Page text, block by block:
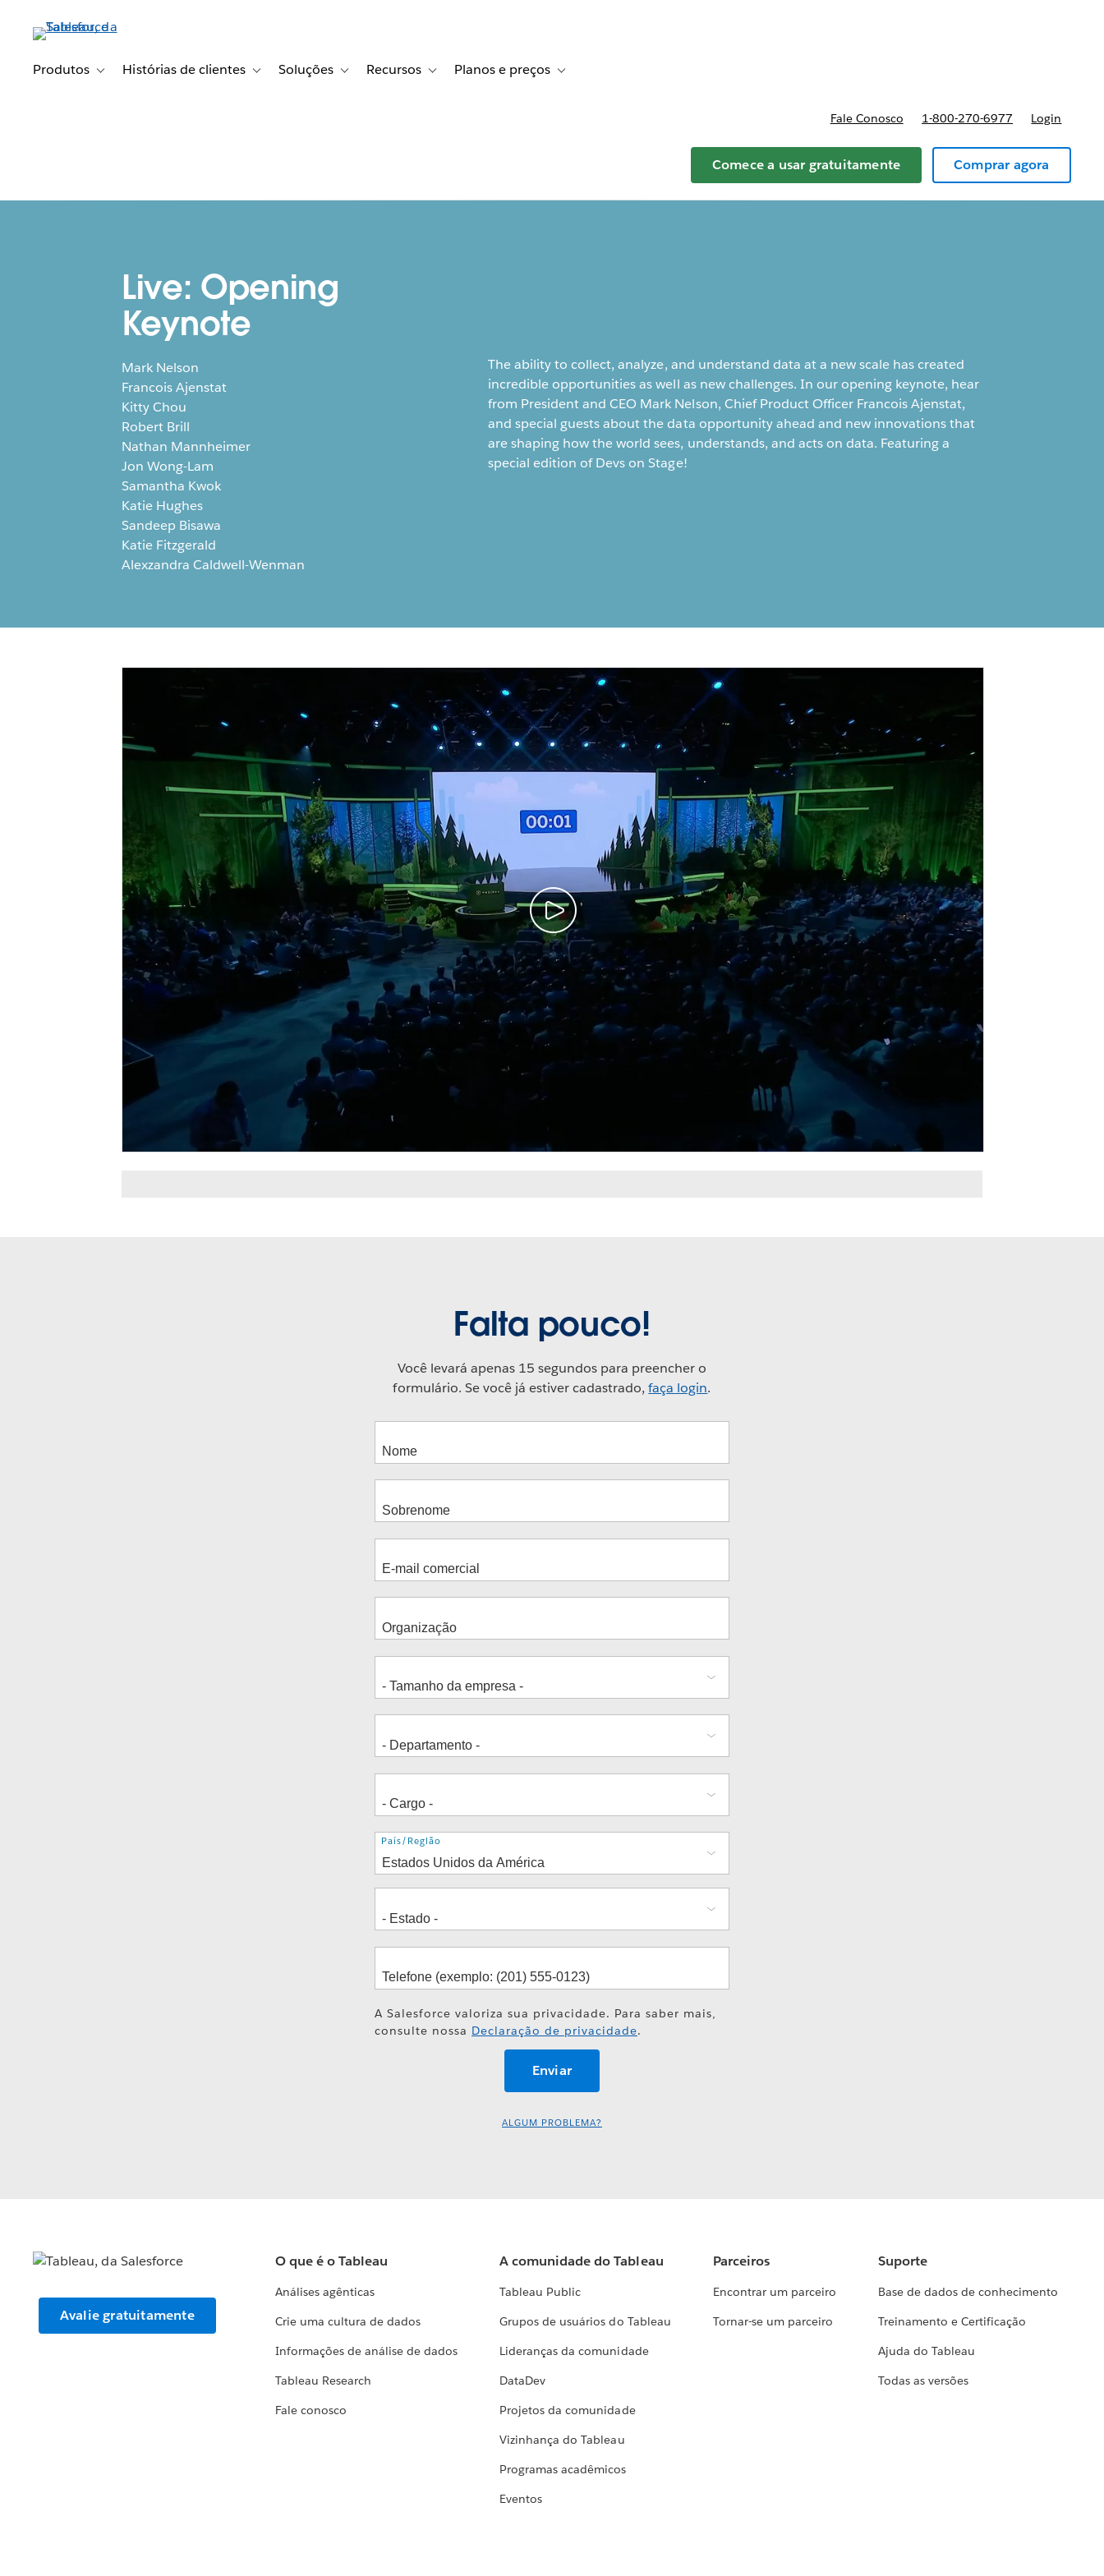
conteúdoProdutos Toggle sub-navigation for Produtos
Histórias de clientes Toggle sub-navigation for Histórias de clientes
Soluções Toggle sub-navigation for Soluções
Recursos Toggle sub-navigation for Recursos
Planos e preços Toggle sub-navigation for Planos e preços
Fale Conosco 1-800-270-6977 Login
Comece a usar gratuitamente Comprar agora
Live: Opening
Keynote
Mark Nelson
Francois Ajenstat
Kitty Chou
Robert Brill
Nathan Mannheimer
Jon Wong-Lam
Samantha Kwok
Katie Hughes
Sandeep Bisawa
Katie Fitzgerald
Alexzandra Caldwell-Wenman
The ability to collect, analyze, and understand data at a new scale has created
incredible opportunities as well as new challenges. In our opening keynote, hear
from President and CEO Mark Nelson, Chief Product Officer Francois Ajenstat,
and special guests about the data opportunity ahead and new innovations that
are shaping how the world sees, understands, and acts on data. Featuring a
special edition of Devs on Stage!
Falta pouco!
Você levará apenas 15 segundos para preencher o
formulário. Se você já estiver cadastrado,faça login.
Endereço
País/Região
A Salesforce valoriza sua privacidade. Para saber mais,
consulte nossa Declaração de privacidade.
ALGUM PROBLEMA?
Avalie gratuitamente
O que é o Tableau
Análises agênticas
Crie uma cultura de dados
Informações de análise de dados
Tableau Research
Fale conosco
A comunidade do Tableau
Tableau Public
Grupos de usuários do Tableau
Lideranças da comunidade
DataDev
Projetos da comunidade
Vizinhança do Tableau
Programas acadêmicos
Eventos
Parceiros
Encontrar um parceiro
Tornar-se um parceiro
Suporte
Base de dados de conhecimento
Treinamento e Certificação
Ajuda do Tableau
Todas as versões